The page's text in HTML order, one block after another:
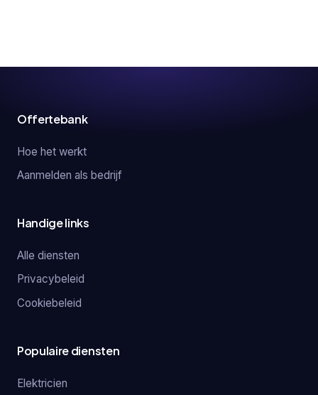
Offertebank
Hoe het werkt
Aanmelden als bedrijf
Handige links
Alle diensten
Privacybeleid
Cookiebeleid
Populaire diensten
Elektricien